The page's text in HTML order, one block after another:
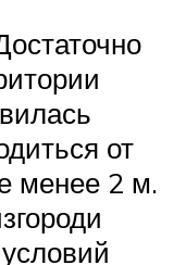
от
менее 2 м.